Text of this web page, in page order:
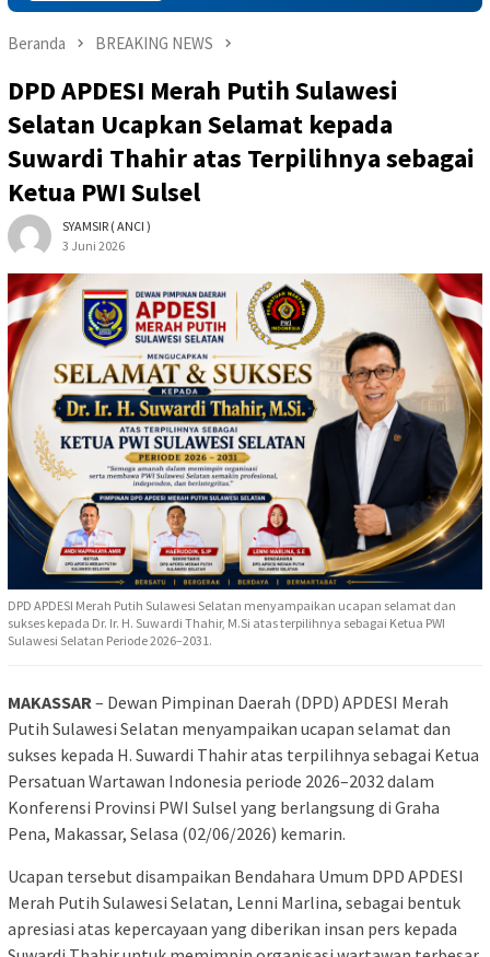
Beranda BREAKING NEWS
DPD APDESI Merah Putih Sulawesi
Selatan Ucapkan Selamat kepada
Suwardi Thahir atas Terpilihnya sebagai
Ketua PWI Sulsel
SYAMSIR ( ANCI )
3 Juni 2026
DPD APDESI Merah Putih Sulawesi Selatan menyampaikan ucapan selamat dan
sukses kepada Dr. Ir. H. Suwardi Thahir, M.Si atas terpilihnya sebagai Ketua PWI
Sulawesi Selatan Periode 2026–2031.
MAKASSAR– Dewan Pimpinan Daerah (DPD) APDESI Merah
Putih Sulawesi Selatan menyampaikan ucapan selamat dan
sukses kepada H. Suwardi Thahir atas terpilihnya sebagai Ketua
Persatuan Wartawan Indonesia periode 2026–2032 dalam
Konferensi Provinsi PWI Sulsel yang berlangsung di Graha
Pena, Makassar, Selasa (02/06/2026) kemarin.
Ucapan tersebut disampaikan Bendahara Umum DPD APDESI
Merah Putih Sulawesi Selatan, Lenni Marlina, sebagai bentuk
apresiasi atas kepercayaan yang diberikan insan pers kepada